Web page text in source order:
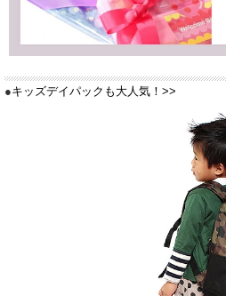
●キッズデイパックも大人気！>>